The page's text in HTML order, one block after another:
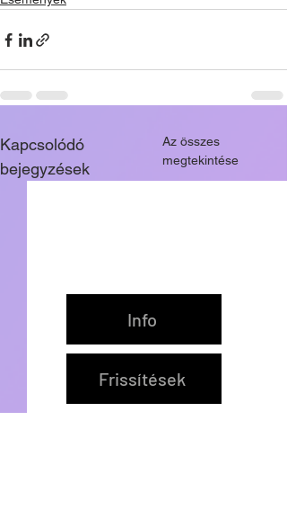
Kapcsolódó
bejegyzések
Az összes
megtekintése
Info
Frissítések